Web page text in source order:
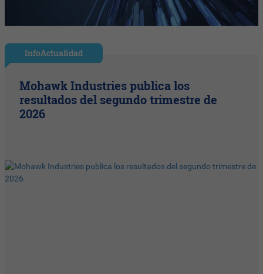
InfoActualidad
Mohawk Industries publica los
resultados del segundo trimestre de
2026